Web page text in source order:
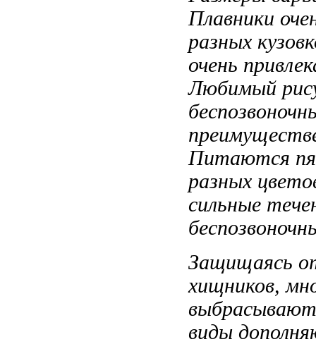
Плавники
разных
очень
Любимый
Питаются
разных
сильные
Защищаясь
хищников,
виды